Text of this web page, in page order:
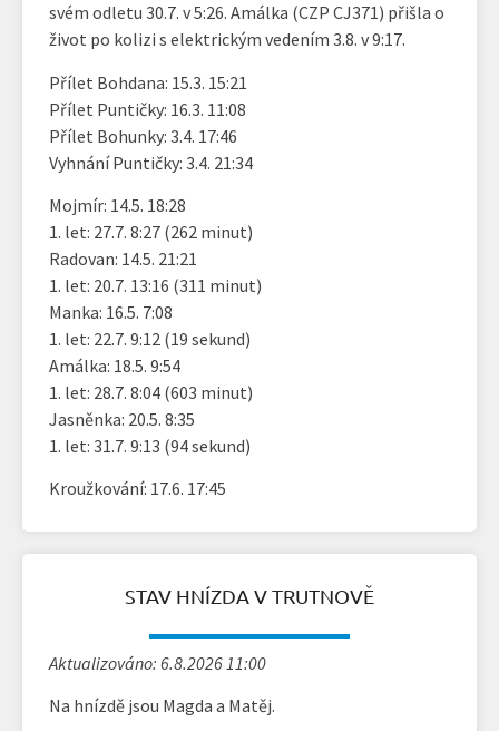
svém odletu 30.7. v 5:26. Amálka (CZP CJ371) přišla o
život po kolizi s elektrickým vedením 3.8. v 9:17.
Přílet Bohdana: 15.3. 15:21
Přílet Puntičky: 16.3. 11:08
Přílet Bohunky: 3.4. 17:46
Vyhnání Puntičky: 3.4. 21:34
Mojmír: 14.5. 18:28
1. let: 27.7. 8:27 (262 minut)
Radovan: 14.5. 21:21
1. let: 20.7. 13:16 (311 minut)
Manka: 16.5. 7:08
1. let: 22.7. 9:12 (19 sekund)
Amálka: 18.5. 9:54
1. let: 28.7. 8:04 (603 minut)
Jasněnka: 20.5. 8:35
1. let: 31.7. 9:13 (94 sekund)
Kroužkování: 17.6. 17:45
STAV HNÍZDA V TRUTNOVĚ
Aktualizováno: 6.8.2026 11:00
Na hnízdě jsou Magda a Matěj.